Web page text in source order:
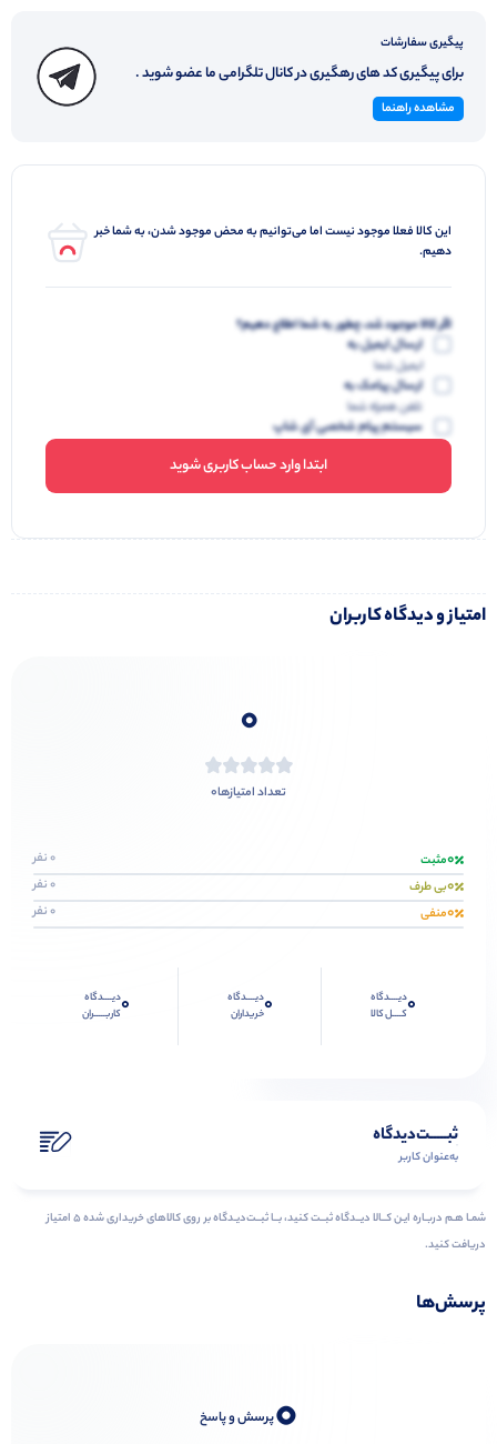
پیگیری سفارشات
برای پیگیری کد های رهگیری در کانال تلگرامی ما عضو شوید .
مشاهده راهنما
این کالا فعلا موجود نیست اما می‌توانیم به محض موجود شدن، به شما خبر
دهیم.
اگر کالا موجود شد، چطور به شما اطلاع دهیم؟
ارسال ایمیل به
ایمیل شما
ارسال پیامک به
تلفن همراه شما
سیستم پیام شخصی آی شاپ
ابتدا وارد حساب کاربری شوید
امتیاز و دیدگاه کاربران
0
تعداد امتیازها0
0مثبت 0 نفر
0بی طرف 0 نفر
0منفی 0 نفر
0دیــــدگاه
کــــل کالا
0دیــــدگاه
خریداران
0دیــــدگاه
کاربـــــران
ثبـــــت‌دیدگاه
به‌عنوان کاربر
شمـا هـم دربـاره ایـن کــالا دیــدگاه ثبــت کنید، بــا ثبــت‌دیـدگاه بر روی کالاهای خریداری شده ۵ امتیاز
دریافت کنید.
پرسش‌ها
0پرسش و پاسخ